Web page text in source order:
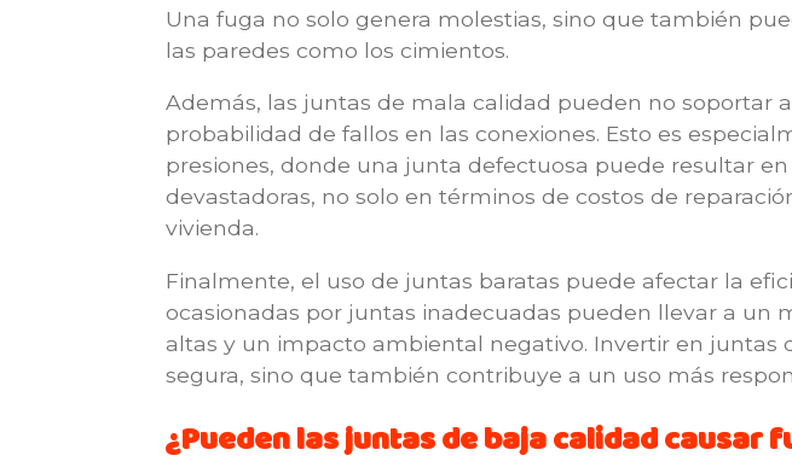
Una fuga no solo genera molestias, sino que también
las paredes como los cimientos.
Además, las juntas de mala calidad pueden no
probabilidad de fallos en las conexiones. Esto es
presiones, donde una junta defectuosa puede resultar
devastadoras, no solo en términos de costos de
vivienda.
Finalmente, el uso de juntas baratas puede afectar la
ocasionadas por juntas inadecuadas pueden llevar a un
altas y un impacto ambiental negativo. Invertir en juntas
segura, sino que también contribuye a un uso más
¿Pueden las juntas de baja calidad